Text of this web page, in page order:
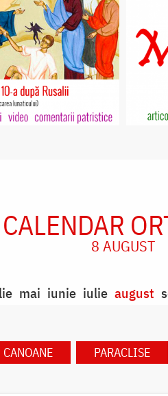
CALENDAR
8 AUGUST
mai iunie iulie august
CANOANE PARACLISE